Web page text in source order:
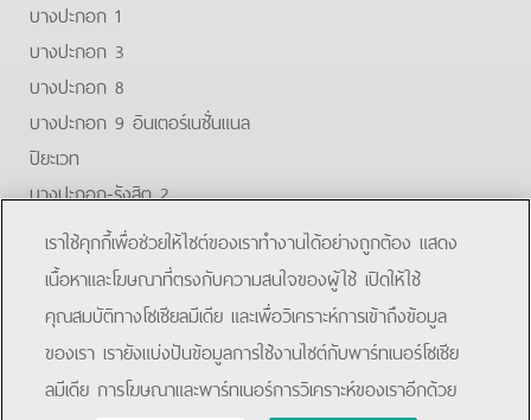
บางปะกอก 1
บางปะกอก 3
บางปะกอก 8
บางปะกอก 9 อินเตอร์เนชั่นแนล
ปิยะเวท
บางปะกอก-รังสิต 2
บางปะกอกสมุทรปราการ
FacebookYoutubeLine
โรงพยาบาลบางปะกอก 9 อินเตอร์เนชั่นแนล
เราใช้คุกกี้เพื่อช่วยให้ไซต์ของเราทำงานได้อย่างถูกต้อง แสดง
เนื้อหาและโฆษณาที่ตรงกับความสนใจของผู้ใช้ เปิดให้ใช้
คุณสมบัติทางโซเชียลมีเดีย และเพื่อวิเคราะห์การเข้าถึงข้อมูล
ของเรา เรายังแบ่งปันข้อมูลการใช้งานไซต์กับพาร์ทเนอร์โซเชีย
ลมีเดีย การโฆษณาและพาร์ทเนอร์การวิเคราะห์ของเราอีกด้วย